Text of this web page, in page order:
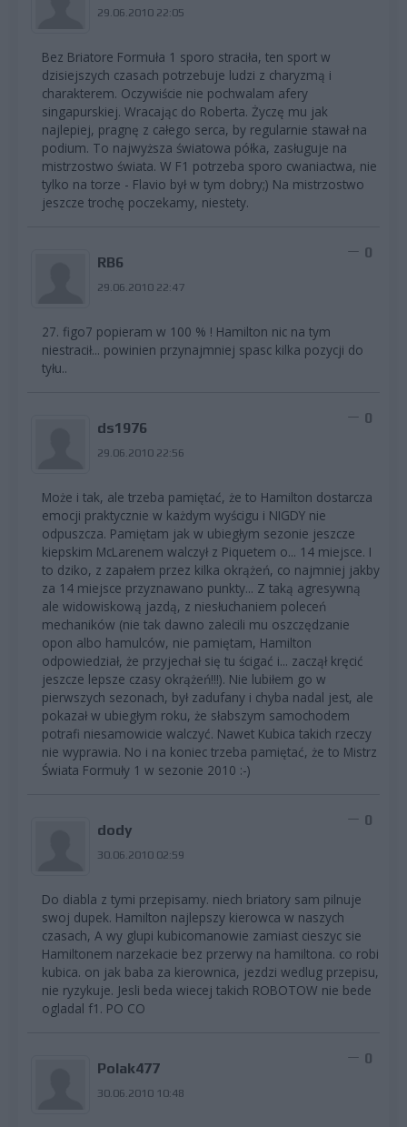
29.06.2010 22:05
Bez Briatore Formuła 1 sporo straciła, ten sport w
dzisiejszych czasach potrzebuje ludzi z charyzmą i
charakterem. Oczywiście nie pochwalam afery
singapurskiej. Wracając do Roberta. Życzę mu jak
najlepiej, pragnę z całego serca, by regularnie stawał na
podium. To najwyższa światowa półka, zasługuje na
mistrzostwo świata. W F1 potrzeba sporo cwaniactwa, nie
tylko na torze - Flavio był w tym dobry;) Na mistrzostwo
jeszcze trochę poczekamy, niestety.
RB6
29.06.2010 22:47
0
27. figo7 popieram w 100 % ! Hamilton nic na tym
niestracił... powinien przynajmniej spasc kilka pozycji do
tyłu..
ds1976
29.06.2010 22:56
0
Może i tak, ale trzeba pamiętać, że to Hamilton dostarcza
emocji praktycznie w każdym wyścigu i NIGDY nie
odpuszcza. Pamiętam jak w ubiegłym sezonie jeszcze
kiepskim McLarenem walczył z Piquetem o... 14 miejsce. I
to dziko, z zapałem przez kilka okrążeń, co najmniej jakby
za 14 miejsce przyznawano punkty... Z taką agresywną
ale widowiskową jazdą, z niesłuchaniem poleceń
mechaników (nie tak dawno zalecili mu oszczędzanie
opon albo hamulców, nie pamiętam, Hamilton
odpowiedział, że przyjechał się tu ścigać i... zaczął kręcić
jeszcze lepsze czasy okrążeń!!!). Nie lubiłem go w
pierwszych sezonach, był zadufany i chyba nadal jest, ale
pokazał w ubiegłym roku, że słabszym samochodem
potrafi niesamowicie walczyć. Nawet Kubica takich rzeczy
nie wyprawia. No i na koniec trzeba pamiętać, że to Mistrz
Świata Formuły 1 w sezonie 2010 :-)
dody
30.06.2010 02:59
0
Do diabla z tymi przepisamy. niech briatory sam pilnuje
swoj dupek. Hamilton najlepszy kierowca w naszych
czasach, A wy glupi kubicomanowie zamiast cieszyc sie
Hamiltonem narzekacie bez przerwy na hamiltona. co robi
kubica. on jak baba za kierownica, jezdzi wedlug przepisu,
nie ryzykuje. Jesli beda wiecej takich ROBOTOW nie bede
ogladal f1. PO CO
Polak477
30.06.2010 10:48
0